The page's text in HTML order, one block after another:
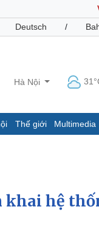
Deutsch /
Hà Nội
Thế giới Multimedia
Dấu ấn VOV
hệ